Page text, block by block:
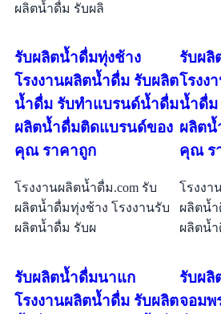
ผลิตน้ำดื่ม รับผลิ
รับผลิตน้ำดื่มทุ่งช้าง
โรงงานผลิตน้ำดื่ม รับผลิต
น้ำดื่ม รับทำแบรนด์น้ำดื่ม
ผลิตน้ำดื่มติดแบรนด์ของ
คุณ ราคาถูก
โรงงานผลิตน้ำดื่ม.com รับ
ผลิตน้ำดื่มทุ่งช้าง โรงงานรับ
ผลิตน้ำดื่ม รับผ
รับผลิ
โรงง
น้ำดื่ม
ผลิตน้
คุณ ร
โรงงา
ผลิตน้ำ
ผลิตน้
รับผลิตน้ำดื่มนาแก
โรงงานผลิตน้ำดื่ม รับผลิต
รับผลิ
จอมพ